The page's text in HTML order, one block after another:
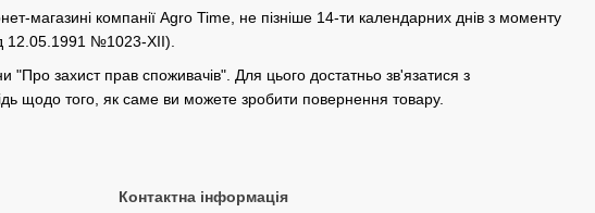
магазині компанії Agro Time, не пізніше 14-ти календарних днів з моменту
12.05.1991 №1023-XII).
захист прав споживачів". Для цього достатньо зв'язатися з
щодо того, як саме ви можете зробити повернення товару.
Контактна інформація